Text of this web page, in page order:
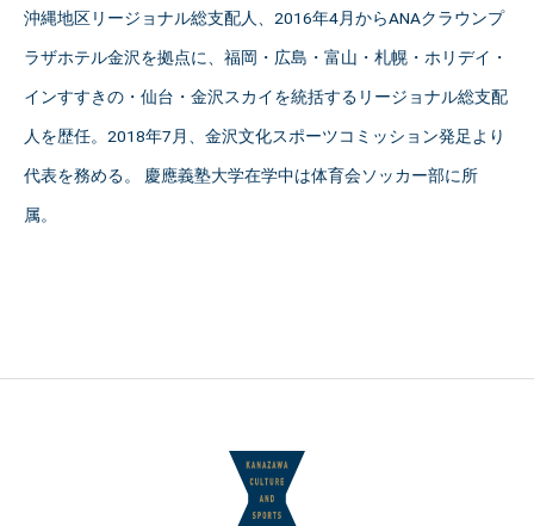
沖縄地区リージョナル総支配人、2016年4月からANAクラウンプ
ラザホテル金沢を拠点に、福岡・広島・富山・札幌・ホリデイ・
インすすきの・仙台・金沢スカイを統括するリージョナル総支配
人を歴任。2018年7月、金沢文化スポーツコミッション発足より
代表を務める。 慶應義塾大学在学中は体育会ソッカー部に所
属。